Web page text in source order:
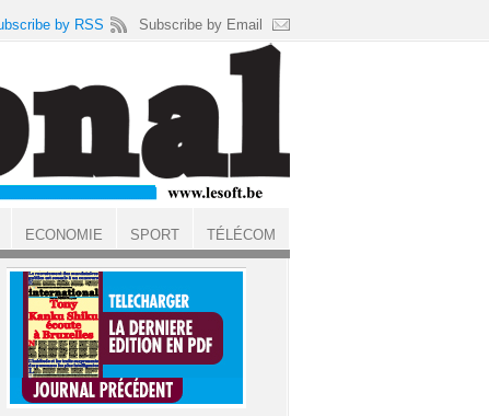
by RSS Subscribe by Email
ECONOMIE SPORT TÉLÉCOM